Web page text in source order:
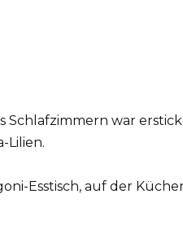
Schlafzimmern war
Lilien.
Esstisch, auf der